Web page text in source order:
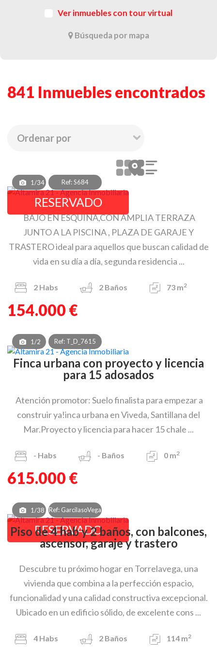
Ver inmuebles con tour virtual
Búsqueda por mapa
841 Inmuebles encontrados
1/34 Ref: S684
RESERVADO
BAJO EN ESQUINA,CON AMPLIA TERRAZA
JUNTO A LA PISCINA , PLAZA DE GARAJE Y
TRASTERO ideal para aquellos que buscan calidad de
vida en su día a día, segunda residencia ...
2 Habs 2 Baños 73 m2
154.000 €
1/2 Ref: T_D_7615
Finca urbana con proyecto y licencia
para 15 adosados
Atención promotor: Suelo finalista para empezar a
construir ya!inca urbana en Viveda, Santillana del
Mar.Proyecto y licencia para hacer 15 chale ...
- Habs - Baños 0 m2
615.000 €
1/38 Ref: GarcilasoVega
RESERVADO
Piso de 4 hab y 2 baños, con balcones,
ascensor, garaje y trastero
Descubre tu próximo hogar en Torrelavega, una
vivienda que combina a la perfección espacio,
funcionalidad y una calidad constructiva excepcional.
Ubicado en un edificio sólido, de excelente cons ...
4 Habs 2 Baños 114 m2